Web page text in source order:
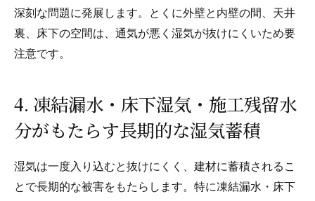
深刻な問題に発展します。とくに外壁と内壁の間、天井
裏、床下の空間は、通気が悪く湿気が抜けにくいため要
注意です。
4. 凍結漏水・床下湿気・施工残留水
分がもたらす長期的な湿気蓄積
湿気は一度入り込むと抜けにくく、建材に蓄積されるこ
とで長期的な被害をもたらします。特に凍結漏水・床下